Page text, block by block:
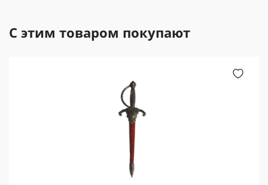
С этим товаром покупают